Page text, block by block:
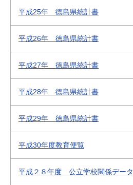
平成25年 徳島県統計書
平成26年 徳島県統計書
平成27年 徳島県統計書
平成28年 徳島県統計書
平成29年 徳島県統計書
平成30年度教育便覧
平成２８年度 公立学校関係データ